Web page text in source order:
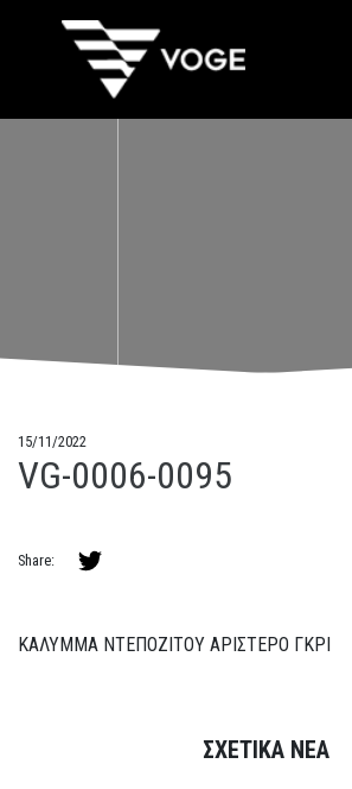
15/11/2022
VG-0006-0095
Share:
ΚΑΛΥΜΜΑ ΝΤΕΠΟΖΙΤΟΥ ΑΡΙΣΤΕΡΟ ΓΚΡΙ
ΣΧΕΤΙΚΑ ΝΕΑ